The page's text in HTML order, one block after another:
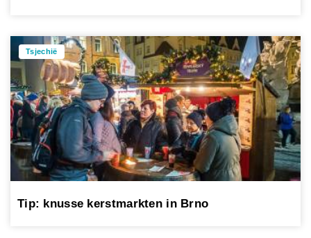
Tsjechië
Tip: knusse kerstmarkten in Brno